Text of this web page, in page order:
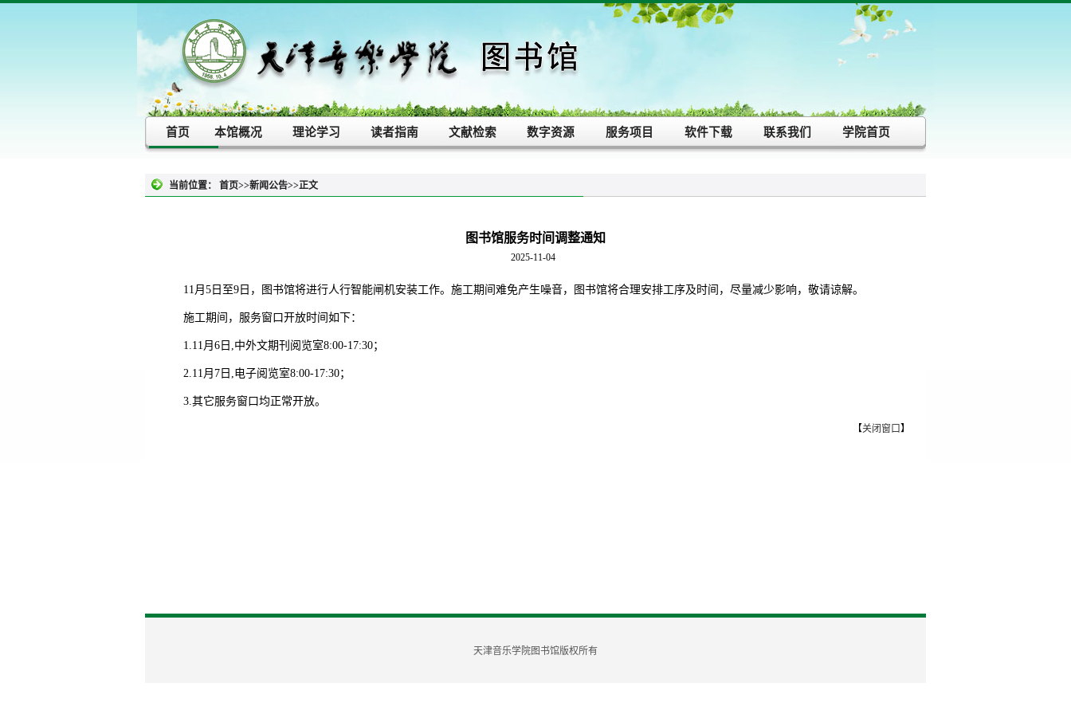
首页 本馆概况 理论学习 读者指南 文献检索 数字资源 服务项目 软件下载 联系我们 学院首页
当前位置： 首页>>新闻公告>>正文
图书馆服务时间调整通知
2025-11-04
11月5日至9日，图书馆将进行人行智能闸机安装工作。施工期间难免产生噪音，图书馆将合理安排工序及时间，尽量减少影响，敬请谅解。
施工期间，服务窗口开放时间如下：
1.11月6日,中外文期刊阅览室8:00-17:30；
2.11月7日,电子阅览室8:00-17:30；
3.其它服务窗口均正常开放。
【关闭窗口】
天津音乐学院图书馆版权所有